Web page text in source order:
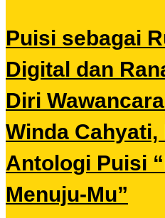
Puisi sebagai
Digital dan
Diri
Winda Cahyati,
Antologi Puisi
Menuju-Mu”